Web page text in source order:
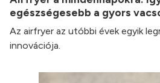
egészségesebb a gyors
Az airfryer az utóbbi évek egyik
innovációja.